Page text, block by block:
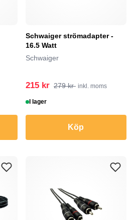
Schwaiger strömadapter -
16.5 Watt
Schwaiger
215 kr 279 kr inkl. moms
I lager
Köp